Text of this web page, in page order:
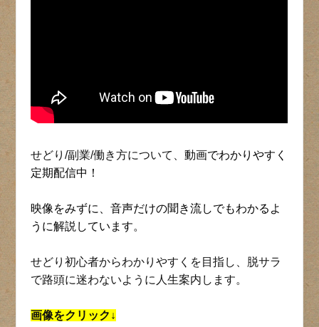
せどり/副業/働き方について、動画でわかりやすく
定期配信中！
映像をみずに、音声だけの聞き流しでもわかるよ
うに解説しています。
せどり初心者からわかりやすくを目指し、脱サラ
で路頭に迷わないように人生案内します。
画像をクリック↓